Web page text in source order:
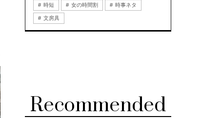
時短 女の時間割 時事ネタ
文房具
Recommended